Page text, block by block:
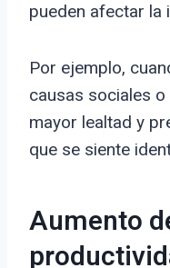
pueden afectar la
Por ejemplo,
causas sociales
mayor lealtad y
que se siente
Aumento